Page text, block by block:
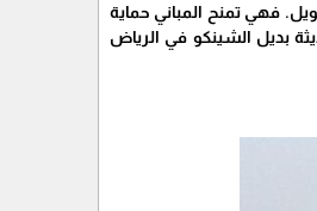
فهي تمنح المباني حماية
بديل الشينكو في الرياض